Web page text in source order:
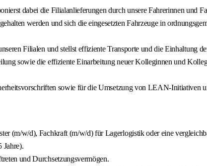
dabei die Filialanlieferungen durch unsere Fahrerinnen und
werden und sich die eingesetzten Fahrzeuge in
Filialen und stellst effiziente Transporte und die Einhaltung
sowie die effiziente Einarbeitung neuer Kolleginnen und
sowie für die Umsetzung von LEAN-Initiativen
(m/w/d), Fachkraft (m/w/d) für Lagerlogistik oder eine
Jahre).
und Durchsetzungsvermögen.